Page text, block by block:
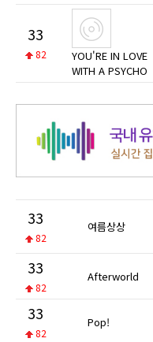
33
82
YOU'RE IN LOVE
WITH A PSYCHO
33
82
여름상상
33
82
Afterworld
33
82
Pop!